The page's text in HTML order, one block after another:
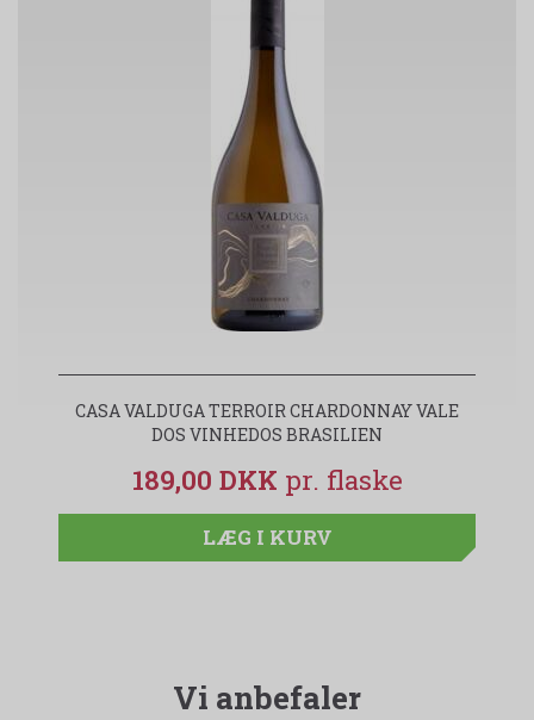
CASA VALDUGA TERROIR CHARDONNAY VALE
DOS VINHEDOS BRASILIEN
189,00 DKK
LÆG I KURV
Vi anbefaler